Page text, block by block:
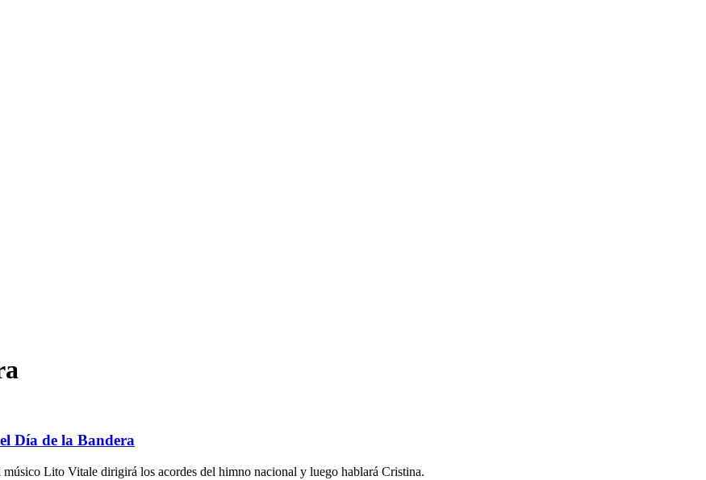
Día de la Bandera
Lito Vitale dirigirá los acordes del himno nacional y luego hablará Cristina.